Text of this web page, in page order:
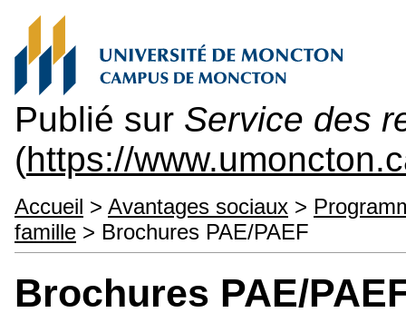
Publié sur Service des
(https://
Accueil > Avantages sociaux >
famille > Brochures PAE/PAEF
Brochures PAE/